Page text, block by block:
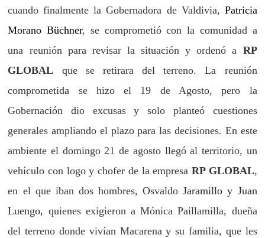
cuando finalmente la Gobernadora de Valdivia, Patricia
Morano Büchner, se comprometió con la comunidad a
una reunión para revisar la situación y ordenó a RP
GLOBAL que se retirara del terreno. La reunión
comprometida se hizo el 19 de Agosto, pero la
Gobernación dio excusas y solo planteó cuestiones
generales ampliando el plazo para las decisiones. En este
ambiente el domingo 21 de agosto llegó al territorio, un
vehículo con logo y chofer de la empresa RP GLOBAL,
en el que iban dos hombres, OsvaldoJaramillo y Juan
Luengo, quienes exigieron a Mónica Paillamilla, dueña
del terreno donde vivían Macarena y su familia, que les